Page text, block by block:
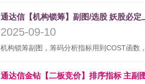
2025-09-10